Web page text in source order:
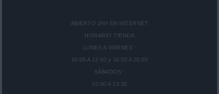
ABIERTO 24H EN INTERNET
HORARIO TIENDA
LUNES A VIERNES :
10:00 A 13:30 y 16:30 A 20:00
SÁBADOS :
10:00 A 13:30